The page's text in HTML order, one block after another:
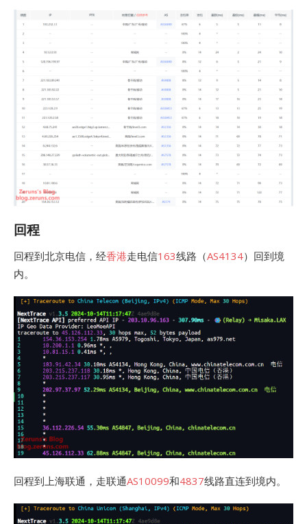
回程
回程到北京电信，经香港走电信163线路（AS4134）回到境
内。
回程到上海联通，走联通AS10099和4837线路直连到境内。